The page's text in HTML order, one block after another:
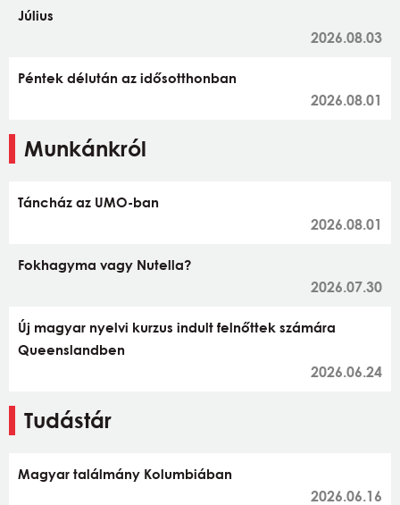
Július
2026.08.03
Péntek délután az idősotthonban
2026.08.01
Munkánkról
Táncház az UMO-ban
2026.08.01
Fokhagyma vagy Nutella?
2026.07.30
Új magyar nyelvi kurzus indult felnőttek számára
Queenslandben
2026.06.24
Tudástár
Magyar találmány Kolumbiában
2026.06.16